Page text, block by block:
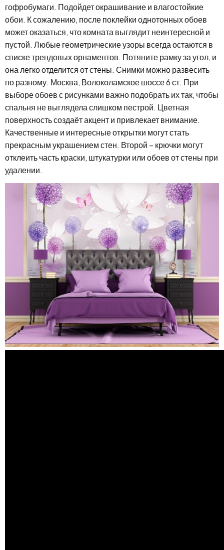
гофробумаги. Подойдет окрашивание и влагостойкие
обои. К сожалению, после поклейки однотонных обоев
может оказаться, что комната выглядит неинтересной и
пустой. Любые геометрические узоры всегда остаются в
списке трендовых орнаментов. Потяните рамку за угол, и
она легко отделится от стены. Снимки можно развесить
по разному. Москва, Волоколамское шоссе 6 ст. При
выборе обоев с рисунками важно подобрать их так, чтобы
спальня не выглядела слишком пестрой. Цветная
поверхность создаёт акцент и привлекает внимание.
Качественные и интересные открытки могут стать
прекрасным украшением стен. Второй – крючки могут
отклеить часть краски, штукатурки или обоев от стены при
удалении.